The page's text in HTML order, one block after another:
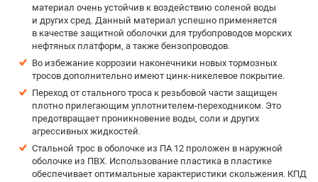
материал очень устойчив к воздействию соленой воды
и других сред. Данный материал успешно применяется
в качестве защитной оболочки для трубопроводов морских
нефтяных платформ, а также бензопроводов.
Во избежание коррозии наконечники новых тормозных
тросов дополнительно имеют цинк-никелевое покрытие.
Переход от стального троса к резьбовой части защищен
плотно прилегающим уплотнителем-переходником. Это
предотвращает проникновение воды, соли и других
агрессивных жидкостей.
Стальной трос в оболочке из ПА 12 проложен в наружной
оболочке из ПВХ. Использование пластика в пластике
обеспечивает оптимальные характеристики скольжения. КПД